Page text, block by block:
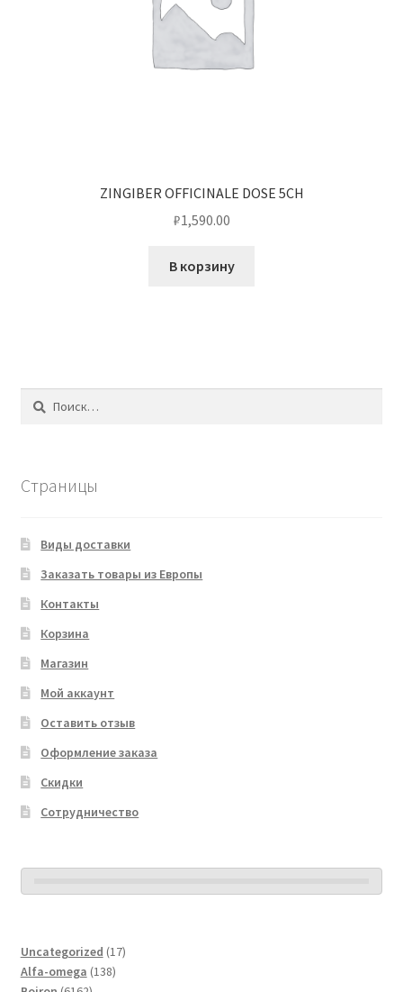
ZINGIBER OFFICINALE DOSE 5CH
₽1,590.00
В корзину
Найти:
Страницы
Виды доставки
Заказать товары из Европы
Контакты
Корзина
Магазин
Мой аккаунт
Оставить отзыв
Оформление заказа
Скидки
Сотрудничество
Uncategorized 1717
Alfa-omega 138138